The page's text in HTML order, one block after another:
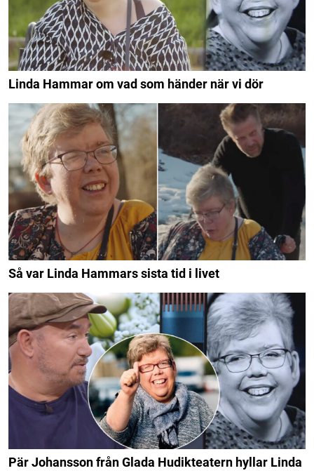
Linda Hammar om vad som händer när vi dör
Så var Linda Hammars sista tid i livet
Pär Johansson från Glada Hudikteatern hyllar Linda